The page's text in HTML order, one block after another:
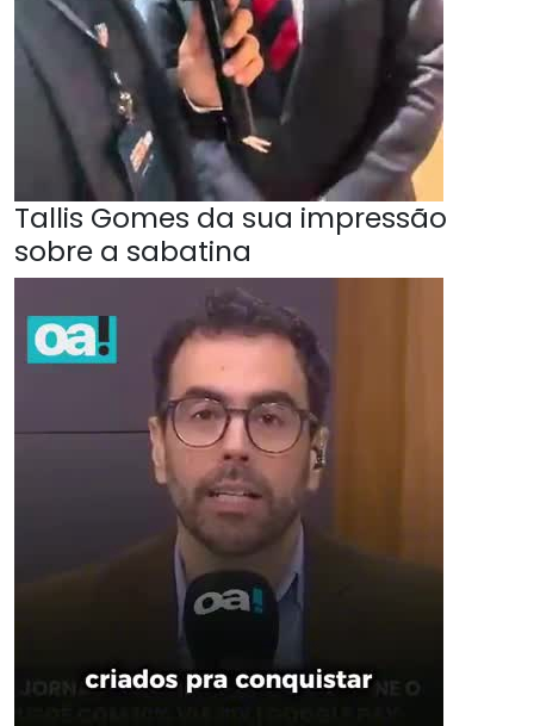
Tallis Gomes da sua impressão
sobre a sabatina